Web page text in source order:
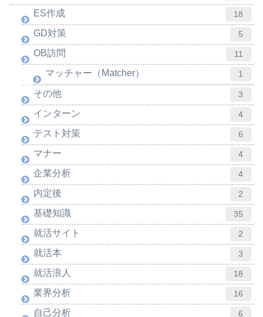
ES作成 18
GD対策 5
OB訪問 11
マッチャー（Matcher） 1
その他 3
インターン 4
テスト対策 6
マナー 4
企業分析 4
内定後 2
基礎知識 35
就活サイト 2
就活本 3
就活浪人 18
業界分析 16
自己分析 6